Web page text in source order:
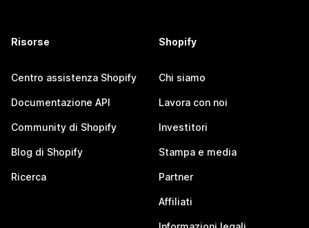
Risorse
Centro assistenza Shopify
Documentazione API
Community di Shopify
Blog di Shopify
Ricerca
Shopify
Chi siamo
Lavora con noi
Investitori
Stampa e media
Partner
Affiliati